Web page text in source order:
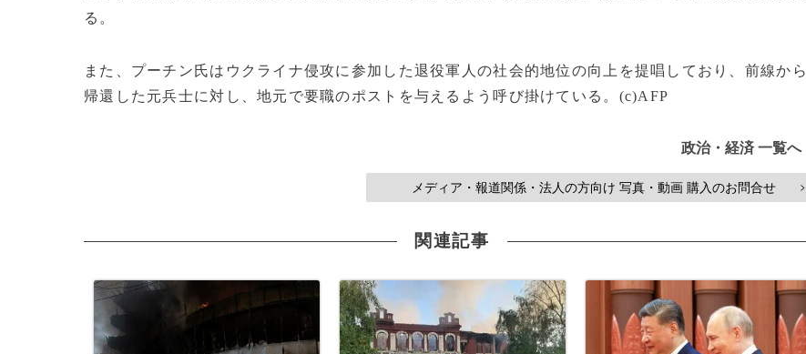
る。
また、プーチン氏はウクライナ侵攻に参加した退役軍人の社会的地位の向上を提唱しており、前線から
帰還した元兵士に対し、地元で要職のポストを与えるよう呼び掛けている。(c)AFP
政治・経済 一覧へ
メディア・報道関係・法人の方向け 写真・動画 購入のお問合せ >
関連記事